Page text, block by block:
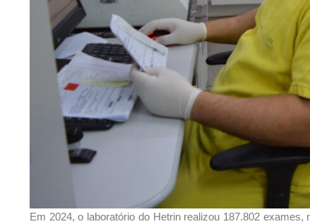
Em 2024, o laboratório do Hetrin realizou 187.802